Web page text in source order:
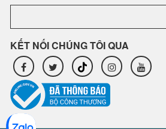
KẾT NỐI CHÚNG TÔI QUA